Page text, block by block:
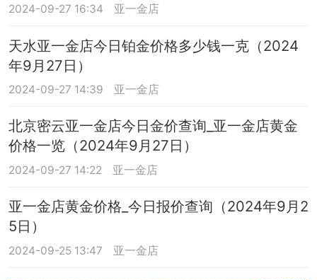
2024-09-27 16:34 亚一金店
天水亚一金店今日铂金价格多少钱一克（2024
年9月27日）
2024-09-27 14:39 亚一金店
北京密云亚一金店今日金价查询_亚一金店黄金
价格一览（2024年9月27日）
2024-09-27 14:22 亚一金店
亚一金店黄金价格_今日报价查询（2024年9月2
5日）
2024-09-25 13:47 亚一金店